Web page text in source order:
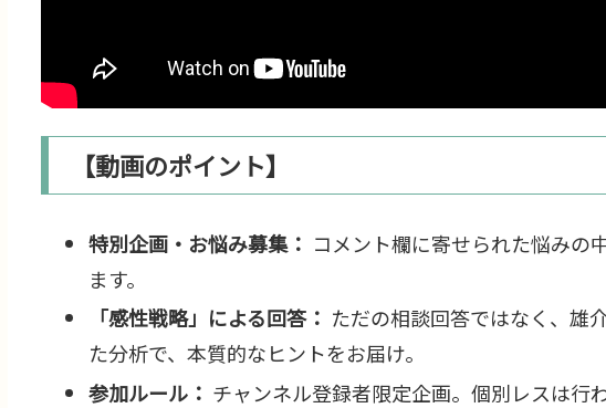
【動画のポイント】
特別企画・お悩み募集： コメント欄に寄せられた悩みの
ます。
「感性戦略」による回答： ただの相談回答ではなく、雄
た分析で、本質的なヒントをお届け。
参加ルール： チャンネル登録者限定企画。個別レスは行